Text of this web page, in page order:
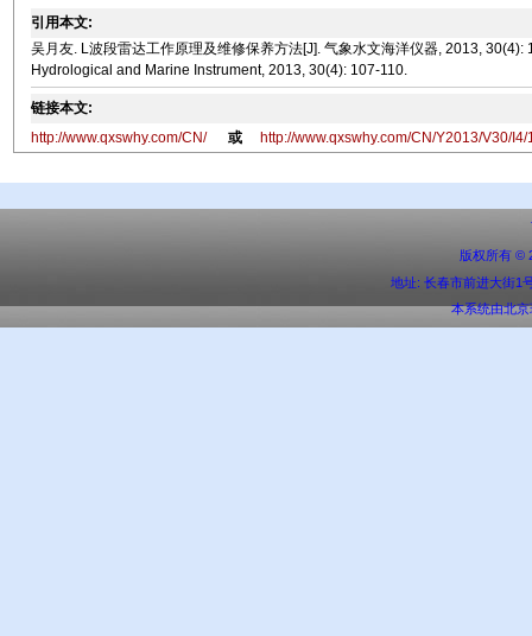
引用本文:
吴月友. L波段雷达工作原理及维修保养方法[J]. 气象水文海洋仪器, 2013,
Hydrological and Marine Instrument, 2013, 30(4): 107-110.
链接本文:
http://www.qxswhy.com/CN/
或 http://www.qxswhy.com/CN/Y2013/V30/I4/
版权所有 ©
地址: 长春市前进大街1
本系统由北京